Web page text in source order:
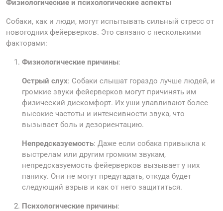
Физиологические и психологические аспекты
Собаки, как и люди, могут испытывать сильный стресс от
новогодних фейерверков. Это связано с несколькими
факторами:
Физиологические причины:
Острый слух: Собаки слышат гораздо лучше людей, и
громкие звуки фейерверков могут причинять им
физический дискомфорт. Их уши улавливают более
высокие частоты и интенсивности звука, что
вызывает боль и дезориентацию.
Непредсказуемость: Даже если собака привыкла к
выстрелам или другим громким звукам,
непредсказуемость фейерверков вызывает у них
панику. Они не могут предугадать, откуда будет
следующий взрыв и как от него защититься.
Психологические причины: